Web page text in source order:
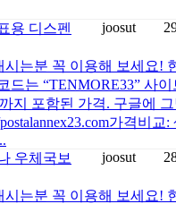
용 디스펜
joosut
는분 꼭 이용해 보세요!
드는 “TENMORE33” 사이
지 포함된 가격. 구글에 그
가격비교:
우체국보
joosut
는분 꼭 이용해 보세요!